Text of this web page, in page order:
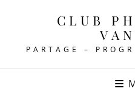
CLUB
PARTAGE –